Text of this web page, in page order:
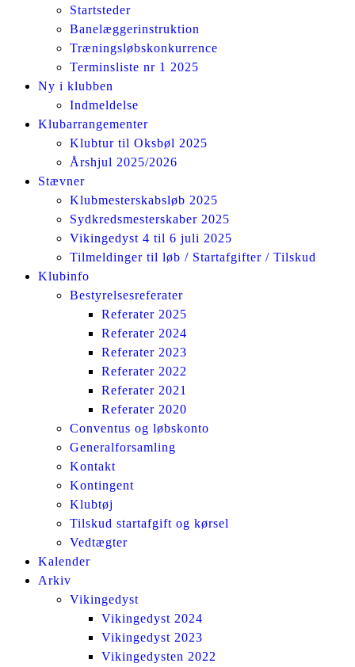
Startsteder
Banelæggerinstruktion
Træningsløbskonkurrence
Terminsliste nr 1 2025
Ny i klubben
Indmeldelse
Klubarrangementer
Klubtur til Oksbøl 2025
Årshjul 2025/2026
Stævner
Klubmesterskabsløb 2025
Sydkredsmesterskaber 2025
Vikingedyst 4 til 6 juli 2025
Tilmeldinger til løb / Startafgifter / Tilskud
Klubinfo
Bestyrelsesreferater
Referater 2025
Referater 2024
Referater 2023
Referater 2022
Referater 2021
Referater 2020
Conventus og løbskonto
Generalforsamling
Kontakt
Kontingent
Klubtøj
Tilskud startafgift og kørsel
Vedtægter
Kalender
Arkiv
Vikingedyst
Vikingedyst 2024
Vikingedyst 2023
Vikingedysten 2022